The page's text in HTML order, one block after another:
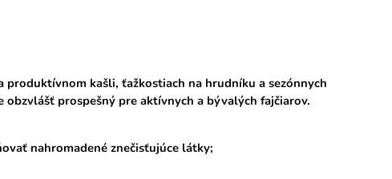
kašli, ťažkostiach na hrudníku a sezónnych
prospešný pre aktívnych a bývalých fajčiarov.
nahromadené znečisťujúce látky;